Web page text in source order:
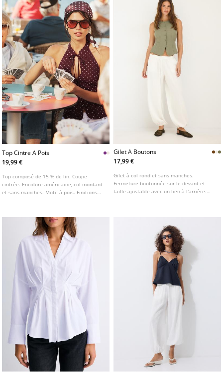
Top Cintre A Pois
19,99 €
Top composé de 15 % de lin. Coupe
cintrée. Encolure américaine, col montant
et sans manches. Motif à pois. Finitions
Gilet A Boutons
17,99 €
Gilet à col rond et sans manches.
Fermeture boutonnée sur le devant et
taille ajustable avec un lien à l'arrière.